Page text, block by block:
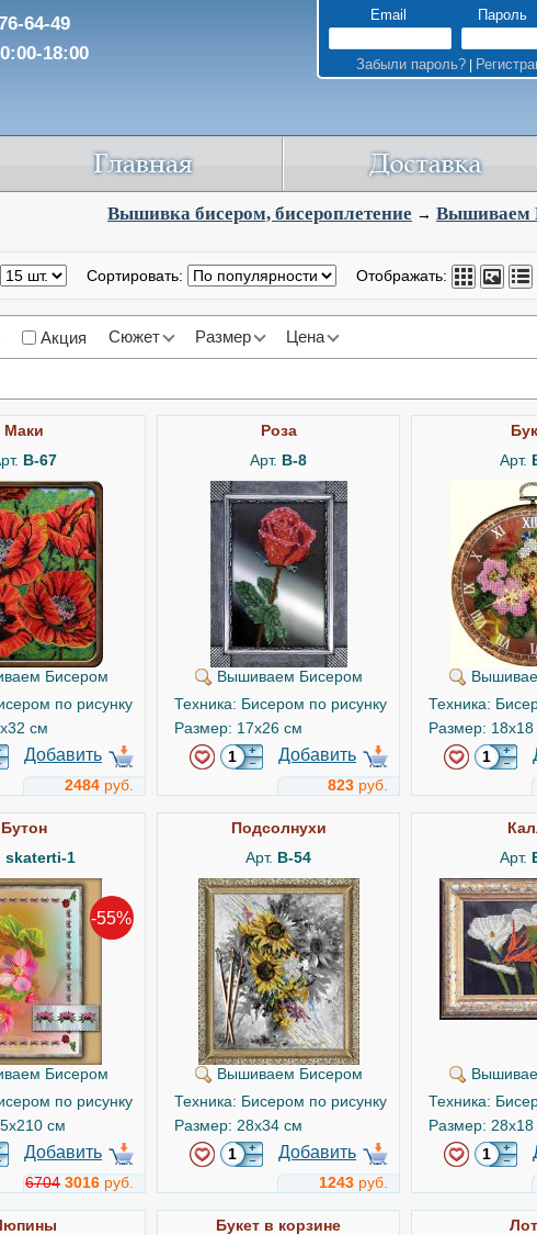
64-49
18:00
Email Пароль
Забыли пароль?|
Вышивка бисером, бисероплетение → Вышиваем
Сортировать: Отображать:
Акция Сюжет Размер Цена
Маки
B-67
Бисером
по рисунку
см
Добавить
2484 руб.
Роза
Арт. B-8
Вышиваем Бисером
Техника: Бисером по рисунку
Размер: 17x26 см
Добавить
823 руб.
Арт.
Техника:
Размер: 18x18
Бутон
skaterti-1
-55%
Бисером
по рисунку
см
Добавить
6704 3016 руб.
Подсолнухи
Арт. B-54
Вышиваем Бисером
Техника: Бисером по рисунку
Размер: 28x34 см
Добавить
1243 руб.
Арт.
Техника:
Размер: 28x18
Букет в корзине